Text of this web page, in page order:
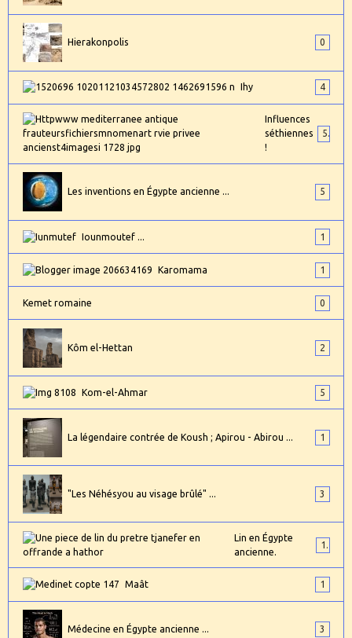
Hierakonpolis 0
Ihy 4
Influences
séthiennes
!
5
Les inventions en Égypte ancienne ... 5
Iounmoutef ... 1
Karomama 1
Kemet romaine 0
Kôm el-Hettan 2
Kom-el-Ahmar 5
La légendaire contrée de Koush ; Apirou - Abirou ... 1
"Les Néhésyou au visage brûlé" ... 3
Lin en Égypte
ancienne.
1
Maât 1
Médecine en Égypte ancienne ... 3